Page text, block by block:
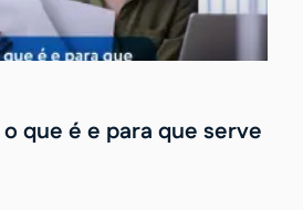
que é e para que serve